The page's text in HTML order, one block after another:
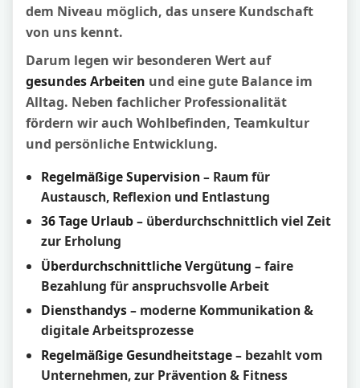
dem Niveau möglich, das unsere Kundschaft
von uns kennt.
Darum legen wir besonderen Wert auf
gesundes Arbeiten und eine gute Balance im
Alltag. Neben fachlicher Professionalität
fördern wir auch Wohlbefinden, Teamkultur
und persönliche Entwicklung.
Regelmäßige Supervision– Raum für
Austausch, Reflexion und Entlastung
36 Tage Urlaub– überdurchschnittlich viel Zeit
zur Erholung
Überdurchschnittliche Vergütung – faire
Bezahlung für anspruchsvolle Arbeit
Diensthandys– moderne Kommunikation &
digitale Arbeitsprozesse
Regelmäßige Gesundheitstage– bezahlt vom
Unternehmen, zur Prävention & Fitness